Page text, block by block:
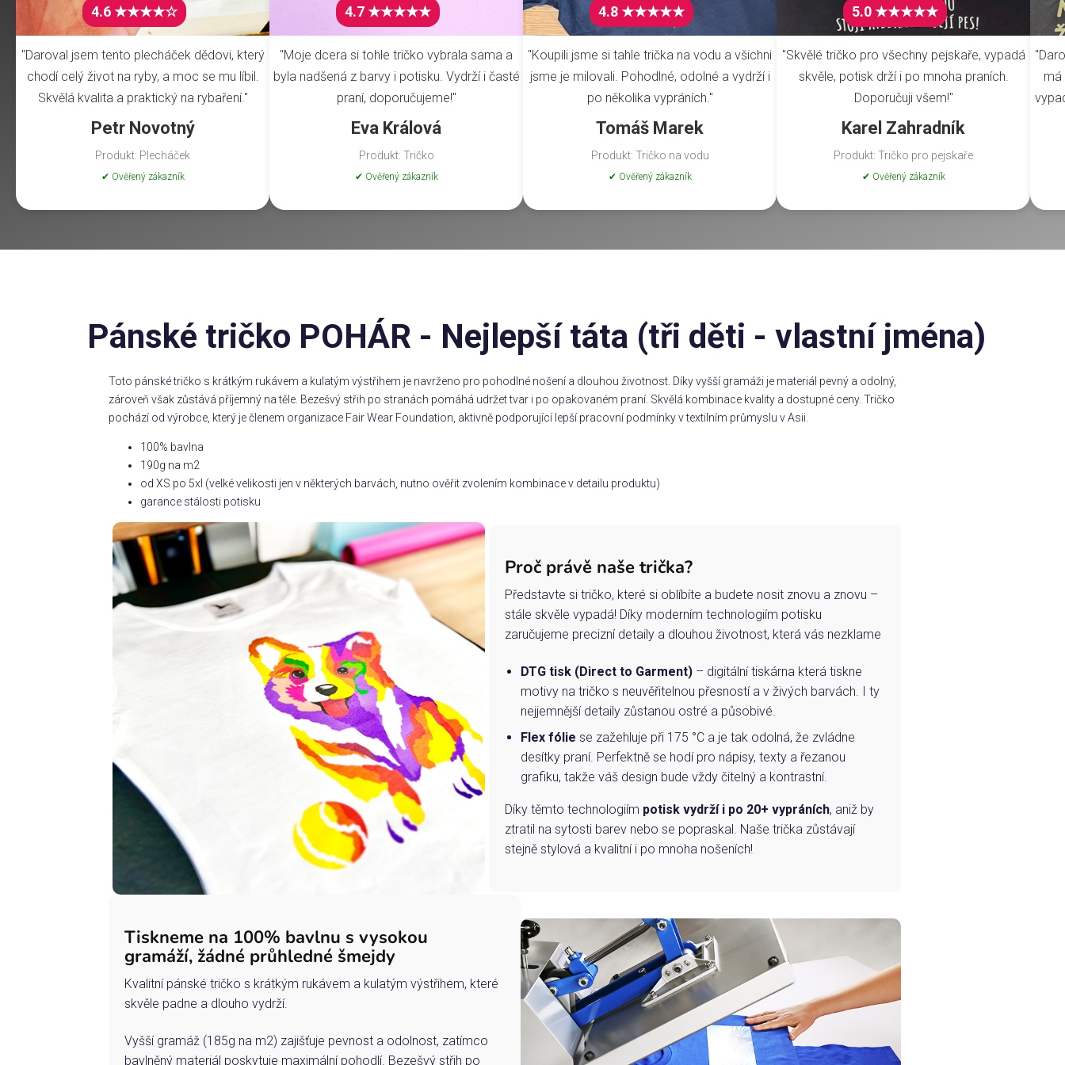
4.6 ★★★★☆
"Daroval jsem tento plecháček dědovi, který
chodí celý život na ryby, a moc se mu líbil.
Skvělá kvalita a praktický na rybaření."
Petr Novotný
Produkt: Plecháček
✔ Ověřený zákazník
4.7 ★★★★★
"Moje dcera si tohle tričko vybrala sama a
byla nadšená z barvy i potisku. Vydrží i časté
praní, doporučujeme!"
Eva Králová
Produkt: Tričko
✔ Ověřený zákazník
4.8 ★★★★★
"Koupili jsme si tahle trička na vodu a všichni
jsme je milovali. Pohodlné, odolné a vydrží i
po několika vypráních."
Tomáš Marek
Produkt: Tričko na vodu
✔ Ověřený zákazník
5.0 ★★★★★
"Skvělé tričko pro všechny pejskaře, vypadá
skvěle, potisk drží i po mnoha praních.
Doporučuji všem!"
Karel Zahradník
Produkt: Tričko pro pejskaře
✔ Ověřený zákazník
má
Pánské tričko POHÁR - Nejlepší táta (tři děti - vlastní jména)
Toto pánské tričko s krátkým rukávem a kulatým výstřihem je navrženo pro pohodlné nošení a dlouhou životnost. Díky vyšší gramáži je materiál pevný a odolný,
zároveň však zůstává příjemný na těle. Bezešvý střih po stranách pomáhá udržet tvar i po opakovaném praní. Skvělá kombinace kvality a dostupné ceny. Tričko
pochází od výrobce, který je členem organizace Fair Wear Foundation, aktivně podporující lepší pracovní podmínky v textilním průmyslu v Asii.
100% bavlna
190g na m2
od XS po 5xl (velké velikosti jen v některých barvách, nutno ověřit zvolením kombinace v detailu produktu)
garance stálosti potisku
Proč právě naše trička?
Představte si tričko, které si oblíbíte a budete nosit znovu a znovu –
stále skvěle vypadá! Díky moderním technologiím potisku
zaručujeme precizní detaily a dlouhou životnost, která vás nezklame
DTG tisk (Direct to Garment)– digitální tiskárna která tiskne
motivy na tričko s neuvěřitelnou přesností a v živých barvách. I ty
nejjemnější detaily zůstanou ostré a působivé.
Flex fólie se zažehluje při 175 °C a je tak odolná, že zvládne
desítky praní. Perfektně se hodí pro nápisy, texty a řezanou
grafiku, takže váš design bude vždy čitelný a kontrastní.
Díky těmto technologiím potisk vydrží i po 20+ vypráních, aniž by
ztratil na sytosti barev nebo se popraskal. Naše trička zůstávají
stejně stylová a kvalitní i po mnoha nošeních!
Tiskneme na 100% bavlnu s vysokou
gramáží, žádné průhledné šmejdy
Kvalitní pánské tričko s krátkým rukávem a kulatým výstřihem, které
skvěle padne a dlouho vydrží.
Vyšší gramáž (185g na m2) zajišťuje pevnost a odolnost, zatímco
bavlněný materiál poskytuje maximální pohodlí. Bezešvý střih po